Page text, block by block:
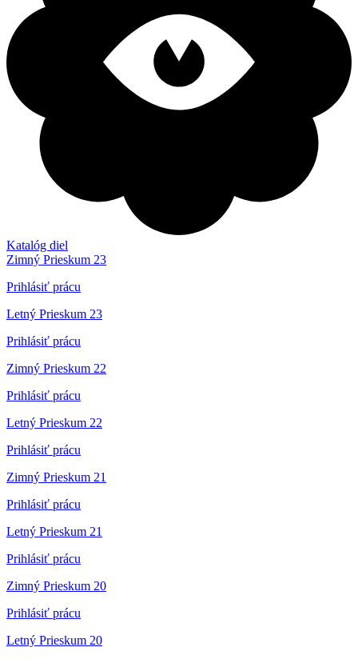
Katalóg diel
Zimný Prieskum 23
Prihlásiť prácu
Letný Prieskum 23
Prihlásiť prácu
Zimný Prieskum 22
Prihlásiť prácu
Letný Prieskum 22
Prihlásiť prácu
Zimný Prieskum 21
Prihlásiť prácu
Letný Prieskum 21
Prihlásiť prácu
Zimný Prieskum 20
Prihlásiť prácu
Letný Prieskum 20